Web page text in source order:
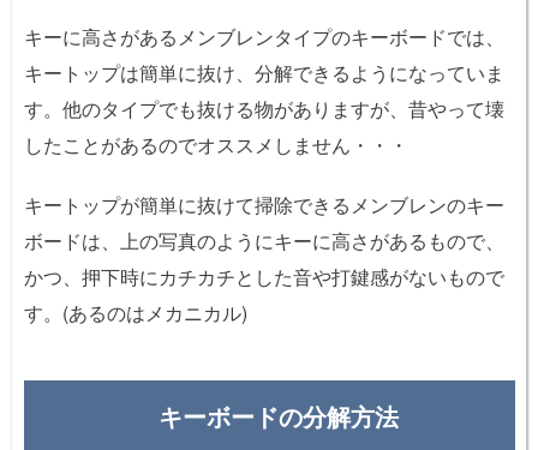
キーに高さがあるメンブレンタイプのキーボードでは、
キートップは簡単に抜け、分解できるようになっていま
す。他のタイプでも抜ける物がありますが、昔やって壊
したことがあるのでオススメしません・・・
キートップが簡単に抜けて掃除できるメンブレンのキー
ボードは、上の写真のようにキーに高さがあるもので、
かつ、押下時にカチカチとした音や打鍵感がないもので
す。(あるのはメカニカル)
キーボードの分解方法